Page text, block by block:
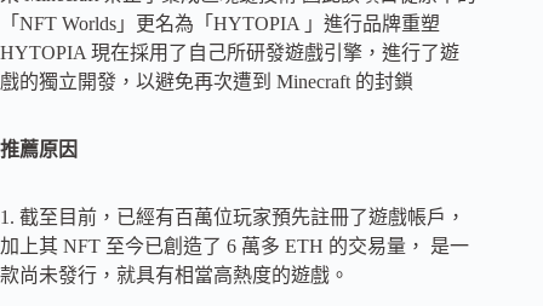
「NFT Worlds」更名為「HYTOPIA 」進行品牌重塑
HYTOPIA 現在採用了自己所研發遊戲引擎，進行了遊
戲的獨立開發，以避免再次遭到 Minecraft 的封鎖
推薦原因
1. 截至目前，已經有百萬位玩家預先註冊了遊戲帳戶，
加上其 NFT 至今已創造了 6 萬多 ETH 的交易量， 是一
款尚未發行，就具有相當高熱度的遊戲。